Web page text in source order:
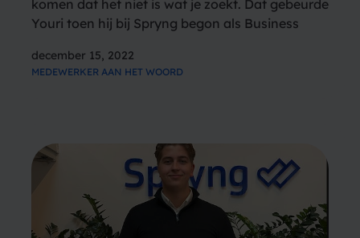
komen dat het niet is wat je zoekt. Dat gebeurde
Youri toen hij bij Spryng begon als Business
met country manager Naomi en operationeel
december 15, 2022
MEDEWERKER AAN HET WOORD